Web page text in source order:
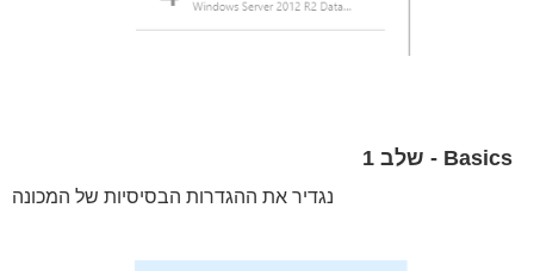
Basics - שלב 1
נגדיר את ההגדרות הבסיסיות של המכונה